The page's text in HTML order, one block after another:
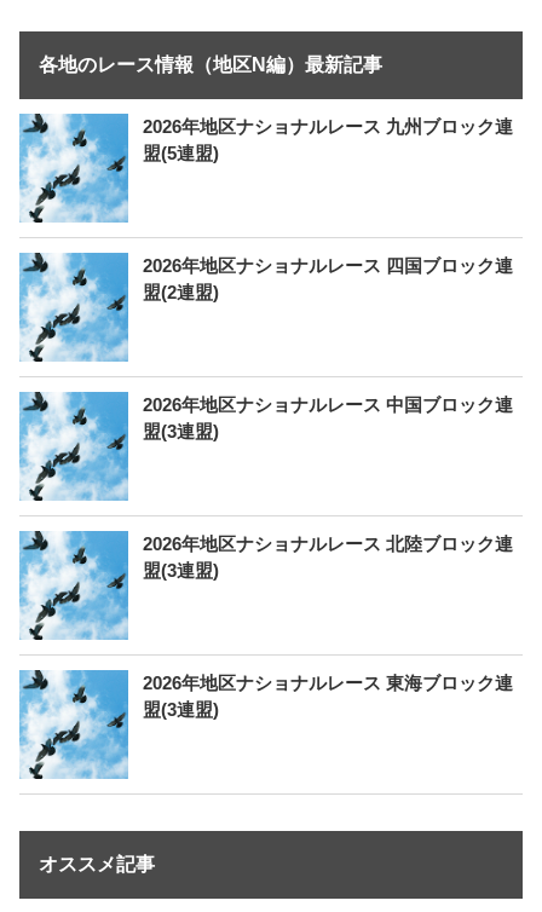
各地のレース情報（地区N編）最新記事
2026年地区ナショナルレース 九州ブロック連
盟(5連盟)
2026年地区ナショナルレース 四国ブロック連
盟(2連盟)
2026年地区ナショナルレース 中国ブロック連
盟(3連盟)
2026年地区ナショナルレース 北陸ブロック連
盟(3連盟)
2026年地区ナショナルレース 東海ブロック連
盟(3連盟)
オススメ記事